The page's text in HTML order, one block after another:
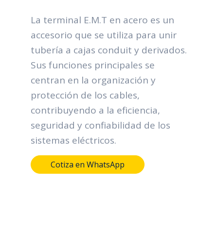
La terminal E.M.T en acero es un
accesorio que se utiliza para unir
tubería a cajas conduit y derivados.
Sus funciones principales se
centran en la organización y
protección de los cables,
contribuyendo a la eficiencia,
seguridad y confiabilidad de los
sistemas eléctricos.
Cotiza en WhatsApp